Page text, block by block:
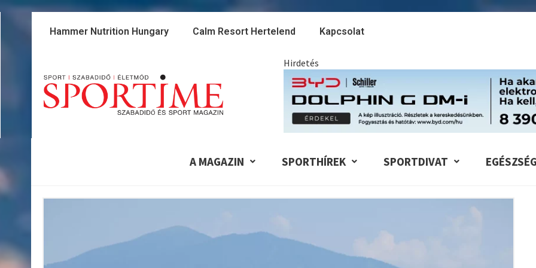
Skip
Hammer Nutrition Hungary Calm Resort Hertelend Kapcsolat
Hirdetés
A MAGAZIN SPORTHÍREK SPORTDIVAT EGÉSZSÉG